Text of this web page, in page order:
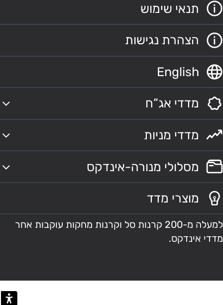
תנאי שימוש
הצהרת נגישות
English
מדדי אג”ח
מדדי מניות
מסלולי מנורה-אינדקס
מוצרי מדד
למעלה מ-200 קרנות סל וקרנות מחקות עוקבות אחר
מדדי אינדקס.